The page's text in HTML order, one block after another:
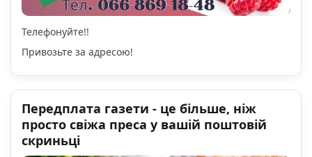
Телефонуйте!!
Привозьте за адресою!
Передплата газети - це більше, ніж
просто свіжа преса у вашій поштовій
скриньці